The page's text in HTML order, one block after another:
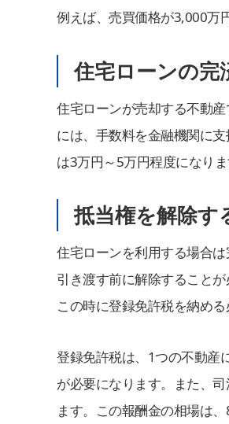
例えば、売買価格が3,000万
住宅ローンの完
住宅ローンが売却する不動
には、手数料を金融機関に
は3万円～5万円程度になりま
抵当権を解除す
住宅ローンを利用する場合
引き渡す前に解除すること
この時に登録免許税を納める
登録免許税は、1つの不動産
が必要になります。また、
ます。この報酬金の相場は